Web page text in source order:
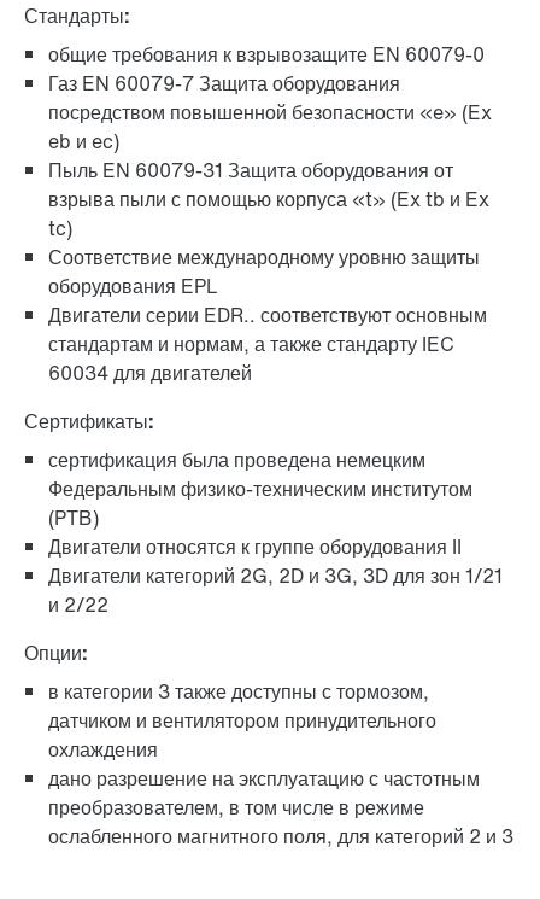
Стандарты:
общие требования к взрывозащите EN 60079-0
Газ EN 60079-7 Защита оборудования
посредством повышенной безопасности «e» (Ex
eb и ec)
Пыль EN 60079-31 Защита оборудования от
взрыва пыли с помощью корпуса «t» (Ex tb и Ex
tc)
Соответствие международному уровню защиты
оборудования EPL
Двигатели серии EDR.. соответствуют основным
стандартам и нормам, а также стандарту IEC
60034 для двигателей
Сертификаты:
сертификация была проведена немецким
Федеральным физико-техническим институтом
(PTB)
Двигатели относятся к группе оборудования II
Двигатели категорий 2G, 2D и 3G, 3D для зон 1/21
и 2/22
Опции:
в категории 3 также доступны с тормозом,
датчиком и вентилятором принудительного
охлаждения
дано разрешение на эксплуатацию с частотным
преобразователем, в том числе в режиме
ослабленного магнитного поля, для категорий 2 и 3